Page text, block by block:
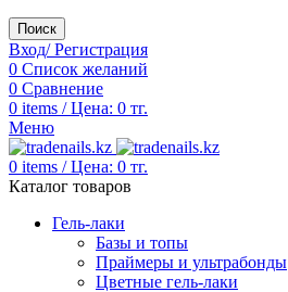
Поиск
Вход/ Регистрация
0 Список желаний
0 Сравнение
0 items / Цена: 0 тг.
Меню
0 items / Цена: 0 тг.
Каталог товаров
Гель-лаки
Базы и топы
Праймеры и ультрабонды
Цветные гель-лаки